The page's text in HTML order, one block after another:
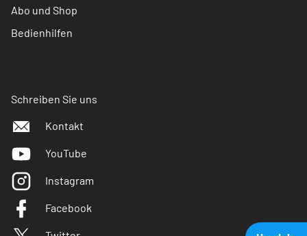
Abo und Shop
Bedienhilfen
Schreiben Sie uns
Kontakt
YouTube
Instagram
Facebook